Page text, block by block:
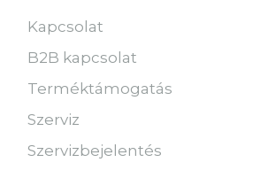
Kapcsolat
B2B kapcsolat
Terméktámogatás
Szerviz
Szervizbejelentés